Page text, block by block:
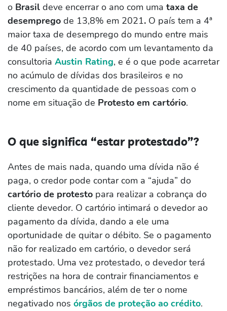
o Brasil deve encerrar o ano com uma taxa de
desemprego de 13,8% em 2021. O país tem a 4ª
maior taxa de desemprego do mundo entre mais
de 40 países, de acordo com um levantamento da
consultoria Austin Rating, e é o que pode acarretar
no acúmulo de dívidas dos brasileiros e no
crescimento da quantidade de pessoas com o
nome em situação de Protesto em cartório.
O que significa “estar protestado”?
Antes de mais nada, quando uma dívida não é
paga, o credor pode contar com a “ajuda” do
cartório de protesto para realizar a cobrança do
cliente devedor. O cartório intimará o devedor ao
pagamento da dívida, dando a ele uma
oportunidade de quitar o débito. Se o pagamento
não for realizado em cartório, o devedor será
protestado. Uma vez protestado, o devedor terá
restrições na hora de contrair financiamentos e
empréstimos bancários, além de ter o nome
negativado nos órgãos de proteção ao crédito.